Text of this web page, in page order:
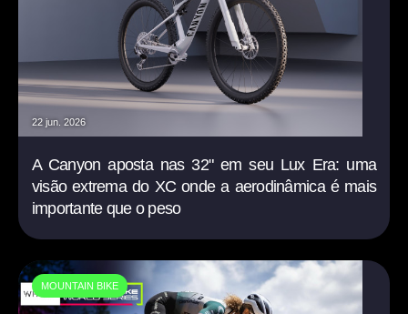
22 jun. 2026
A Canyon aposta nas 32" em seu Lux Era: uma
visão extrema do XC onde a aerodinâmica é mais
importante que o peso
MOUNTAIN BIKE